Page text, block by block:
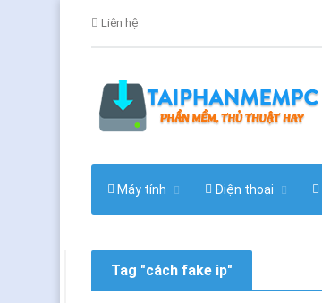
Liên hệ
Máy tính Điện thoại
Tag "cách fake ip"